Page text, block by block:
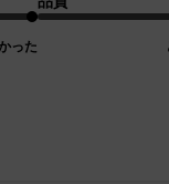
った